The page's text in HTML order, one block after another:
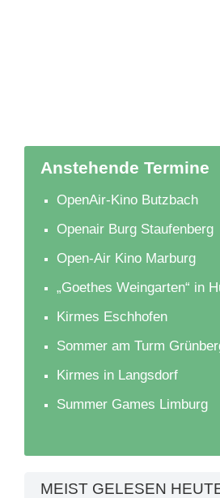
Anstehende Termine
OpenAir-Kino Butzbach
Openair Burg Staufenberg
Open-Air Kino Marburg
„Goethes Weingarten“ in
Kirmes Eschhofen
Sommer am Turm
Kirmes in Langsdorf
Summer Games Limburg
MEIST GELESEN